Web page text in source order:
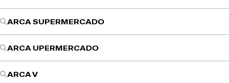
ARCA SUPERMERCADO
ARCA UPERMERCADO
ARCA V